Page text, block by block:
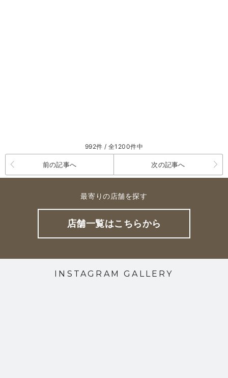
992件 / 全1200件中
前の記事へ 次の記事へ
最寄りの店舗を探す
店舗一覧はこちらから
INSTAGRAM GALLERY